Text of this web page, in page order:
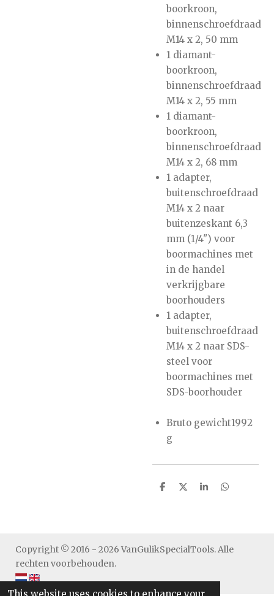
boorkroon,
binnenschroefdraad
M14 x 2, 50 mm
1 diamant-
boorkroon,
binnenschroefdraad
M14 x 2, 55 mm
1 diamant-
boorkroon,
binnenschroefdraad
M14 x 2, 68 mm
1 adapter,
buitenschroefdraad
M14 x 2 naar
buitenzeskant 6,3
mm (1/4") voor
boormachines met
in de handel
verkrijgbare
boorhouders
1 adapter,
buitenschroefdraad
M14 x 2 naar SDS-
steel voor
boormachines met
SDS-boorhouder
Bruto gewicht1992
g
S
S
S
S
Copyright © 2016 - 2026 VanGulikSpecialTools. Alle
rechten voorbehouden.